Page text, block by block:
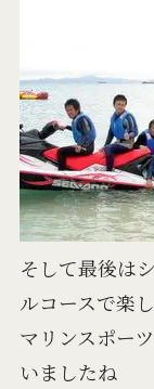
そして最後は
ルコースで楽
マリンスポー
いましたね